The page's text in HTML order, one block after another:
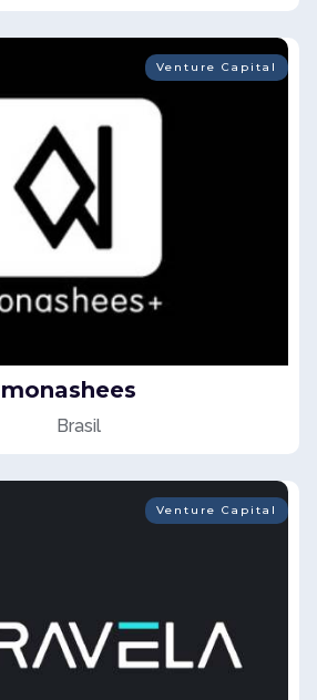
Venture Capital
monashees
Brasil
Venture Capital